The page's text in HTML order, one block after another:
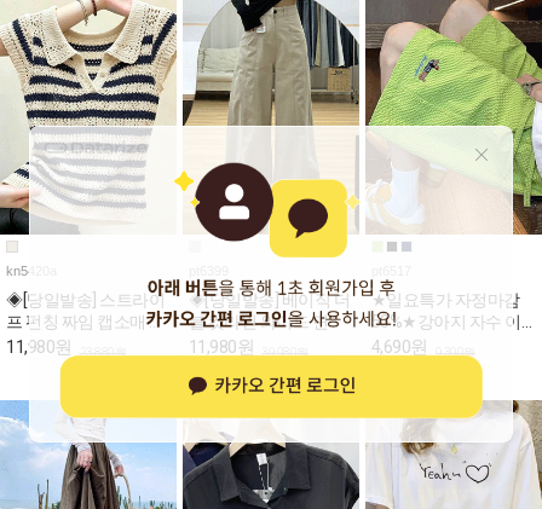
kn5420a
◈[당일발송] 스트라이
프 펀칭 짜임 캡소매 카
라 니트
11,980원
◈[당일발송] 베이직 더
블 컷라인 와이드 면바
지
11,980원 39,980원
★일요특가 자정마감
50%★강아지 자수 이
지 밴딩 반바지
4,690원 9,390원